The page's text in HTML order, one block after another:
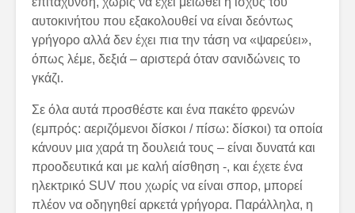
αυτοκινήτου που εξακολουθεί να είναι δεόντως
γρήγορο αλλά δεν έχει πια την τάση να «ψαρεύει»,
όπως λέμε, δεξιά – αριστερά όταν σανιδώνεις το
γκάζι.
Σε όλα αυτά προσθέστε και ένα πακέτο φρενών
(εμπρός: αεριζόμενοι δίσκοι / πίσω: δίσκοι) τα οποία
κάνουν μια χαρά τη δουλειά τους – είναι δυνατά και
προοδευτικά και με καλή αίσθηση -, και έχετε ένα
ηλεκτρικό SUV που χωρίς να είναι σπορ, μπορεί
πλέον να οδηγηθεί αρκετά γρήγορα. Παράλληλα, η